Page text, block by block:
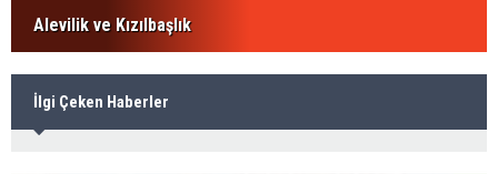
Alevilik ve Kızılbaşlık
İlgi Çeken Haberler